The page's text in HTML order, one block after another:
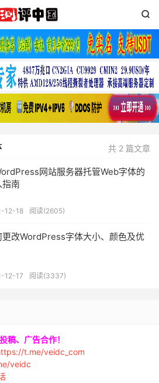

共 2 篇文章
网站服务器托管Web字体的
南
12-18 阅读(2605)
更改WordPress字体大小、颜色及优
12-17 阅读(3337)
稿、广告合作！
t.me/veidc_com
veidc